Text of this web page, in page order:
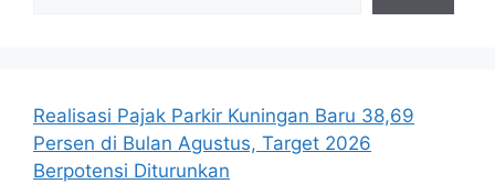
Realisasi Pajak Parkir Kuningan Baru 38,69
Persen di Bulan Agustus, Target 2026
Berpotensi Diturunkan